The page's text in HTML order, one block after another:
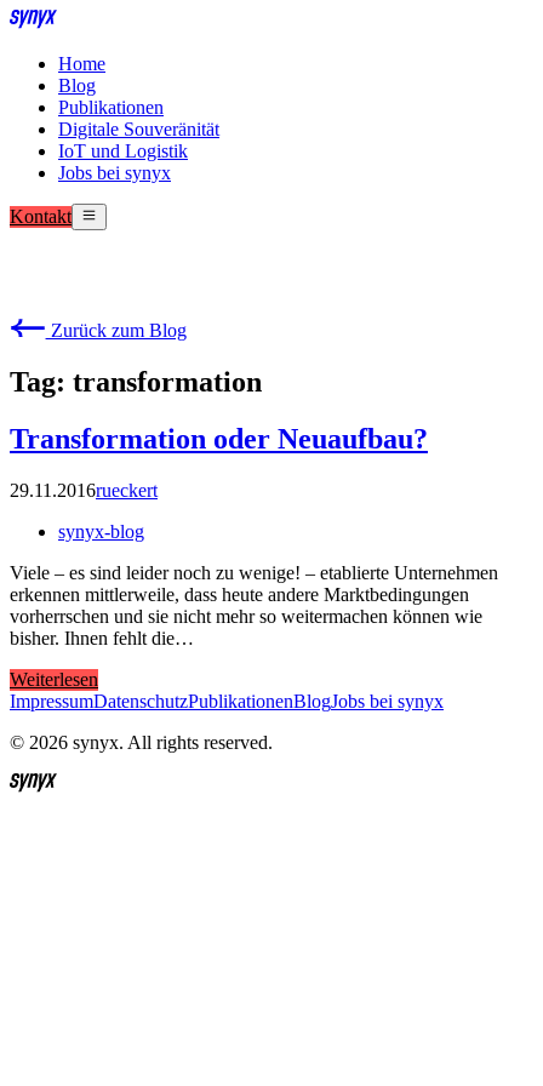
Home
Blog
Publikationen
Digitale Souveränität
IoT und Logistik
Jobs bei synyx
Kontakt
Zurück zum Blog
Tag: transformation
Transformation oder Neuaufbau?
29.11.2016rueckert
synyx-blog
Viele – es sind leider noch zu wenige! – etablierte Unternehmen
erkennen mittlerweile, dass heute andere Marktbedingungen
vorherrschen und sie nicht mehr so weitermachen können wie
bisher. Ihnen fehlt die…
Weiterlesen
ImpressumDatenschutzPublikationenBlogJobs bei synyx
© 2026 synyx. All rights reserved.